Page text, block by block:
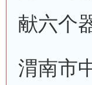
献六个
渭南市